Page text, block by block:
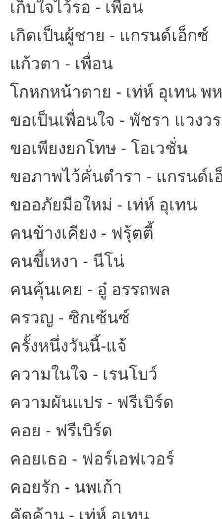
เก็บใจไว้รอ - เพื่อน
เกิดเป็นผู้ชาย - แกรนด์เอ็กซ์
แก้วตา - เพื่อน
โกหกหน้าตาย - เท่ห์ อุเทน พ
ขอเป็นเพื่อนใจ - พัชรา แวงว
ขอเพียงยกโทษ - โอเวชั่น
ขอภาพไว้คั่นตำรา - แกรนด์เ
ขออภัยมือใหม่ - เท่ห์ อุเทน
คนข้างเคียง - ฟรุ้ตตี้
คนขี้เหงา - นีโน่
คนคุ้นเคย - อู๋ อรรถพล
ครวญ - ซิกเซ้นซ์
ครั้งหนึ่งวันนี้-แจ้
ความในใจ - เรนโบว์
ความผันแปร - ฟรีเบิร์ด
คอย - ฟรีเบิร์ด
คอยเธอ - ฟอร์เอฟเวอร์
คอยรัก - นพเก้า
คัดค้าน - เท่ห์ อุเทน